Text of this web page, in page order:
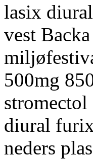
lasix
vest
500mg
diural
neders